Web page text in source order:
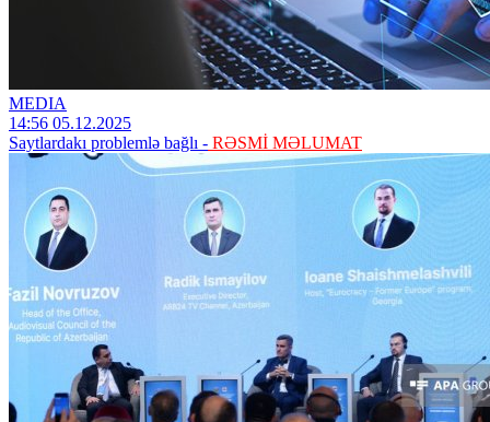
MEDIA
14:56 05.12.2025
Saytlardakı problemlə bağlı - RƏSMİ MƏLUMAT